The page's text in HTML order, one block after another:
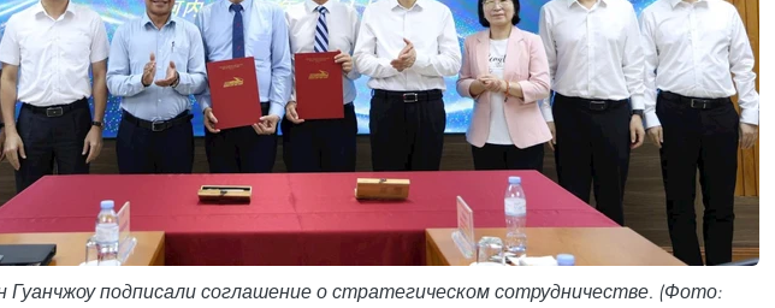
Гуанчжоу подписали соглашение о стратегическом сотрудничестве. (Фото: